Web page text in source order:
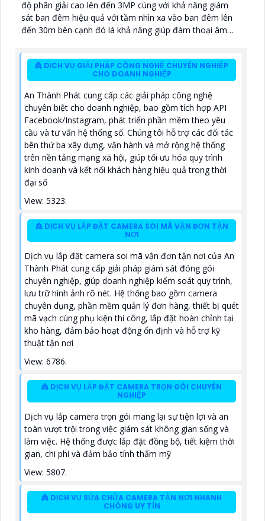
độ phân giải cao lên đến 3MP cùng với khả năng giám
sát ban đêm hiệu quả với tầm nhìn xa vào ban đêm lên
đến 30m bên cạnh đó là khả năng giúp đàm thoại âm
hiện xâm nhập
👸 DỊCH VỤ GIẢI PHÁP CÔNG NGHỆ CHUYÊN NGHIỆP
CHO DOANH NGHIỆP
An Thành Phát cung cấp các giải pháp công nghệ
chuyên biệt cho doanh nghiệp, bao gồm tích hợp API
Facebook/Instagram, phát triển phần mềm theo yêu
cầu và tư vấn hệ thống số. Chúng tôi hỗ trợ các đối tác
bên thứ ba xây dựng, vận hành và mở rộng hệ thống
trên nền tảng mạng xã hội, giúp tối ưu hóa quy trình
kinh doanh và kết nối khách hàng hiệu quả trong thời
đại số
View: 5323.
👸 DỊCH VỤ LẮP ĐẶT CAMERA SOI MÃ VẬN ĐƠN TẬN
NƠI
Dịch vụ lắp đặt camera soi mã vận đơn tận nơi của An
Thành Phát cung cấp giải pháp giám sát đóng gói
chuyên nghiệp, giúp doanh nghiệp kiểm soát quy trình,
lưu trữ hình ảnh rõ nét. Hệ thống bao gồm camera
chuyên dụng, phần mềm quản lý đơn hàng, thiết bị quét
mã vạch cùng phụ kiện thi công, lắp đặt hoàn chỉnh tại
kho hàng, đảm bảo hoạt động ổn định và hỗ trợ kỹ
thuật tận nơi
View: 6786.
👸 DỊCH VỤ LẮP ĐẶT CAMERA TRỌN GÓI CHUYÊN
NGHIỆP
Dịch vụ lắp camera trọn gói mang lại sự tiện lợi và an
toàn vượt trội trong việc giám sát không gian sống và
làm việc. Hệ thống được lắp đặt đồng bộ, tiết kiệm thời
gian, chi phí và đảm bảo tính thẩm mỹ
View: 5807.
👸 DỊCH VỤ SỬA CHỮA CAMERA TẬN NƠI NHANH
CHÓNG UY TÍN